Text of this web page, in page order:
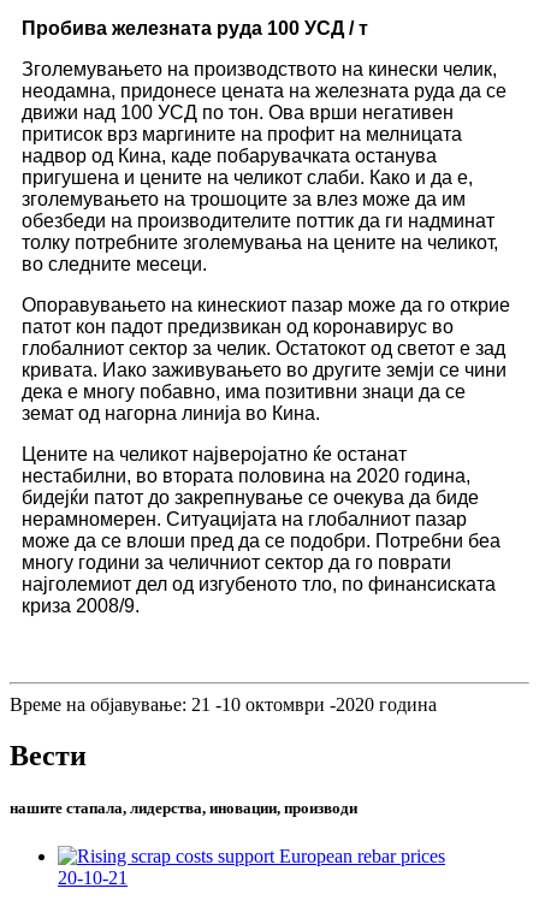
Пробива железната руда 100 УСД / т
Зголемувањето на производството на кинески челик,
неодамна, придонесе цената на железната руда да се
движи над 100 УСД по тон. Ова врши негативен
притисок врз маргините на профит на мелницата
надвор од Кина, каде побарувачката останува
пригушена и цените на челикот слаби. Како и да е,
зголемувањето на трошоците за влез може да им
обезбеди на производителите поттик да ги надминат
толку потребните зголемувања на цените на челикот,
во следните месеци.
Опоравувањето на кинескиот пазар може да го открие
патот кон падот предизвикан од коронавирус во
глобалниот сектор за челик. Остатокот од светот е зад
кривата. Иако заживувањето во другите земји се чини
дека е многу побавно, има позитивни знаци да се
земат од нагорна линија во Кина.
Цените на челикот најверојатно ќе останат
нестабилни, во втората половина на 2020 година,
бидејќи патот до закрепнување се очекува да биде
нерамномерен. Ситуацијата на глобалниот пазар
може да се влоши пред да се подобри. Потребни беа
многу години за челичниот сектор да го поврати
најголемиот дел од изгубеното тло, по финансиската
криза 2008/9.
Време на објавување: 21 -10 октомври -2020 година
Вести
нашите стапала, лидерства, иновации, производи
20-10-21